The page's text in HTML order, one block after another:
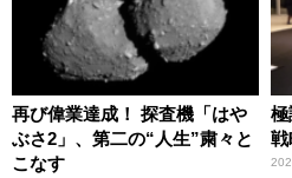
再び偉業達成！ 探査機「はや
ぶさ2」、第二の“人生”粛々と
こなす
極
戦